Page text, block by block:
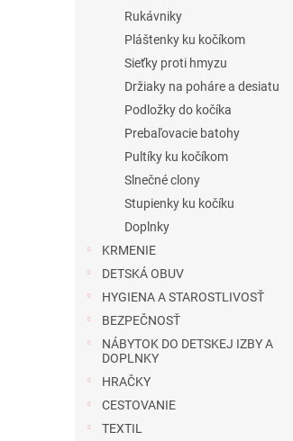
Rukávniky
Pláštenky ku kočíkom
Sieťky proti hmyzu
Držiaky na poháre a desiatu
Podložky do kočíka
Prebaľovacie batohy
Pultíky ku kočíkom
Slnečné clony
Stupienky ku kočíku
Doplnky
KRMENIE
DETSKÁ OBUV
HYGIENA A STAROSTLIVOSŤ
BEZPEČNOSŤ
NÁBYTOK DO DETSKEJ IZBY A
DOPLNKY
HRAČKY
CESTOVANIE
TEXTIL